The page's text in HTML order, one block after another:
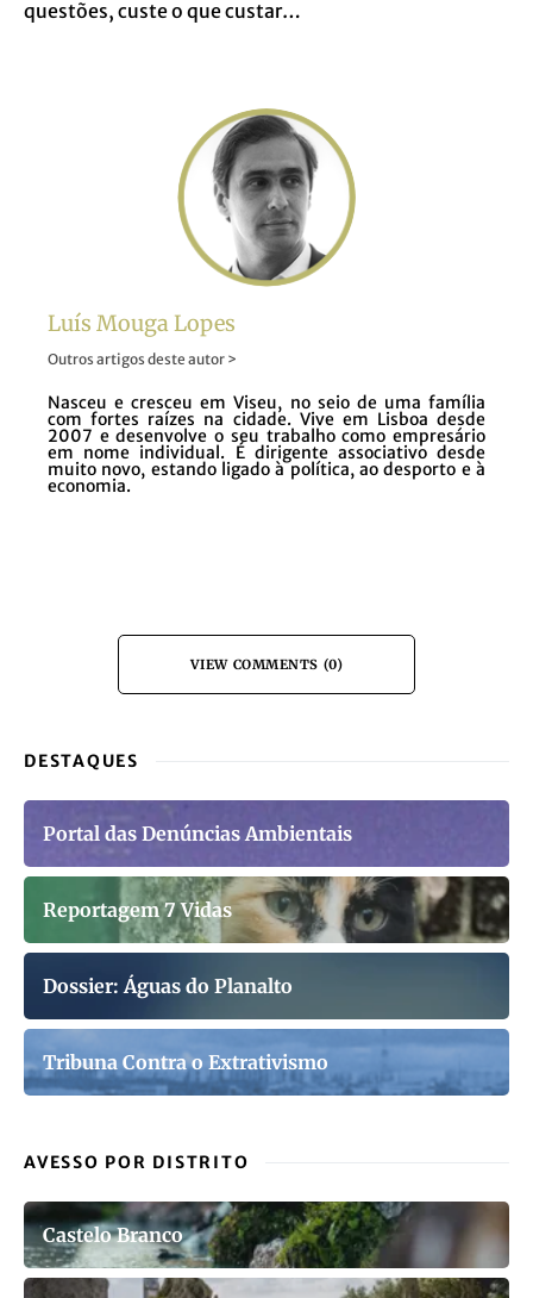
questões, custe o que custar…
Luís Mouga Lopes
Outros artigos deste autor >
Nasceu e cresceu em Viseu, no seio de uma família
com fortes raízes na cidade. Vive em Lisboa desde
2007 e desenvolve o seu trabalho como empresário
em nome individual. É dirigente associativo desde
muito novo, estando ligado à política, ao desporto e à
economia.
VIEW COMMENTS (0)
DESTAQUES
Portal das Denúncias Ambientais
Reportagem 7 Vidas
Dossier: Águas do Planalto
Tribuna Contra o Extrativismo
AVESSO POR DISTRITO
Castelo Branco